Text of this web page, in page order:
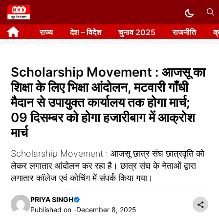
Skip
to
content राज्य देश – विदेश चुनाव 2025 राजनीति
Scholarship Movement : आजसू का
शिक्षा के लिए भिक्षा आंदोलन, मटवारी गाँधी
मैदान से उपायुक्त कार्यालय तक होगा मार्च;
09 दिसम्बर को होगा हजारीबाग में आक्रोश
मार्च
Scholarship Movement : आजसू छात्र संघ छात्रवृति को
लेकर लगातार आंदोलन कर रहा है। छात्र संघ के नेताओं द्वारा
लगातार कॉलेज एवं कोचिंग में संपर्क किया गया।
PRIYA SINGH
Published on -December 8, 2025